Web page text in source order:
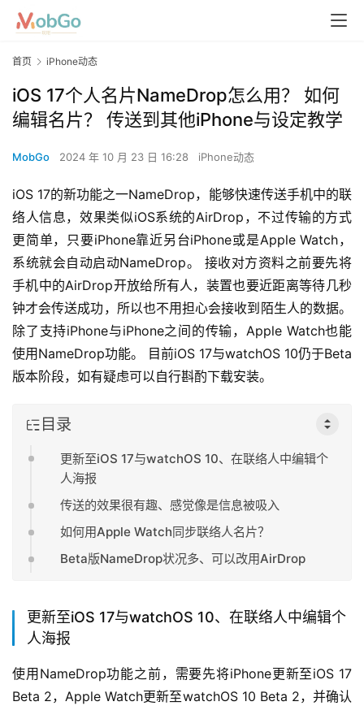
首页 iPhone动态
iOS 17个人名片NameDrop怎么用？ 如何
编辑名片？ 传送到其他iPhone与设定教学
MobGo 2024 年 10 月 23 日 16:28 iPhone动态
iOS 17的新功能之一NameDrop，能够快速传送手机中的联
络人信息，效果类似iOS系统的AirDrop，不过传输的方式
更简单，只要iPhone靠近另台iPhone或是Apple Watch，
系统就会自动启动NameDrop。 接收对方资料之前要先将
手机中的AirDrop开放给所有人，装置也要近距离等待几秒
钟才会传送成功，所以也不用担心会接收到陌生人的数据。
除了支持iPhone与iPhone之间的传输，Apple Watch也能
使用NameDrop功能。 目前iOS 17与watchOS 10仍于Beta
版本阶段，如有疑虑可以自行斟酌下载安装。
目录
更新至iOS 17与watchOS 10、在联络人中编辑个
人海报
传送的效果很有趣、感觉像是信息被吸入
如何用Apple Watch同步联络人名片？
Beta版NameDrop状况多、可以改用AirDrop
更新至iOS 17与watchOS 10、在联络人中编辑个
人海报
使用NameDrop功能之前，需要先将iPhone更新至iOS 17
Beta 2，Apple Watch更新至watchOS 10 Beta 2，并确认